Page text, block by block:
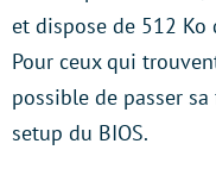
et dispose de 512 Ko
Pour ceux qui
possible de passer
setup du BIOS.